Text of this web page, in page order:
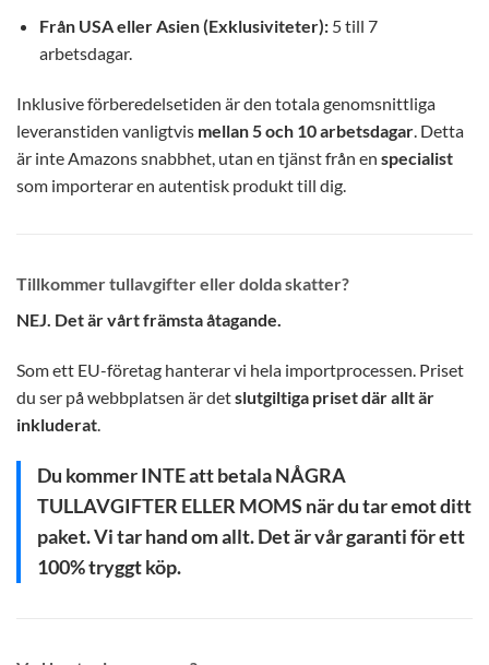
Från USA eller Asien (Exklusiviteter):5 till 7
arbetsdagar.
Inklusive förberedelsetiden är den totala genomsnittliga
leveranstiden vanligtvis mellan 5 och 10 arbetsdagar. Detta
är inte Amazons snabbhet, utan en tjänst från en specialist
som importerar en autentisk produkt till dig.
Tillkommer tullavgifter eller dolda skatter?
NEJ. Det är vårt främsta åtagande.
Som ett EU-företag hanterar vi hela importprocessen. Priset
du ser på webbplatsen är detslutgiltiga priset där allt är
inkluderat.
Du kommerINTE att betala NÅGRA
TULLAVGIFTER ELLER MOMS när du tar emot ditt
paket. Vi tar hand om allt. Det är vår garanti för ett
100% tryggt köp.